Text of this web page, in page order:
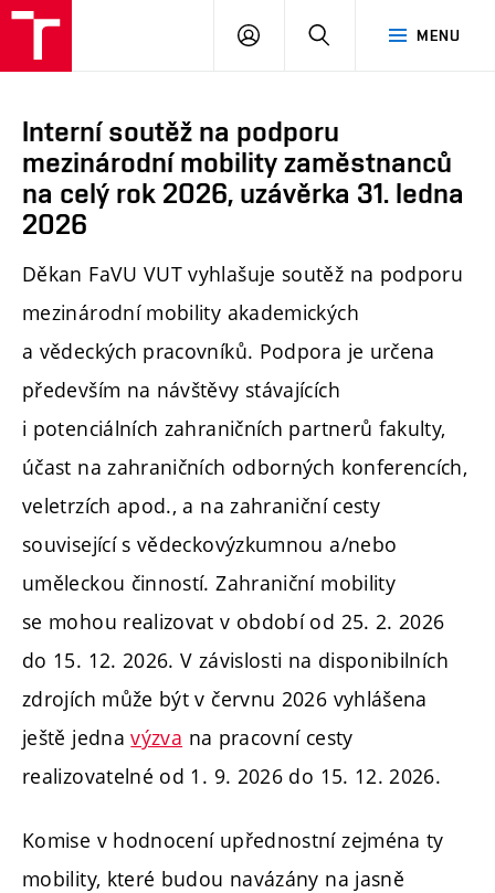
MENU
PŘIHLÁSIT
Interní soutěž na podporu
mezinárodní mobility zaměstnanců
na celý rok 2026, uzávěrka 31. ledna
2026
Děkan FaVU VUT vyhlašuje soutěž na podporu
mezinárodní mobility akademických
a vědeckých pracovníků. Podpora je určena
především na návštěvy stávajících
i potenciálních zahraničních partnerů fakulty,
účast na zahraničních odborných konferencích,
veletrzích apod., a na zahraniční cesty
související s vědeckovýzkumnou a/nebo
uměleckou činností. Zahraniční mobility
se mohou realizovat v období od 25. 2. 2026
do 15. 12. 2026. V závislosti na disponibilních
zdrojích může být v červnu 2026 vyhlášena
ještě jednavýzva na pracovní cesty
realizovatelné od 1. 9. 2026 do 15. 12. 2026.
Komise v hodnocení upřednostní zejména ty
mobility, které budou navázány na jasně